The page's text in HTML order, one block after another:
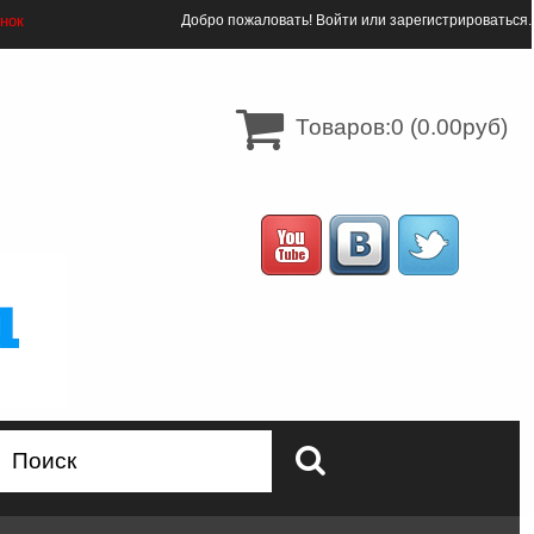
Добро пожаловать! Войти или зарегистрироваться.
Товаров:0 (0.00руб)